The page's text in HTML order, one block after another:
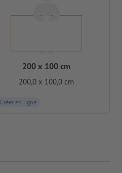
200 x 100 cm
200,0 x 100,0 cm
Créer en ligne